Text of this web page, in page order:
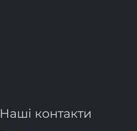
Наші контакти